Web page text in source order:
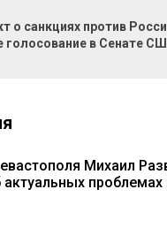
о санкциях против
голосование в Сенате
Михаил
актуальных проблемах